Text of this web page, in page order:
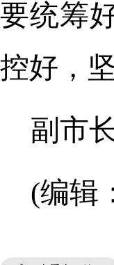
要统筹
控好，
副市
(编辑